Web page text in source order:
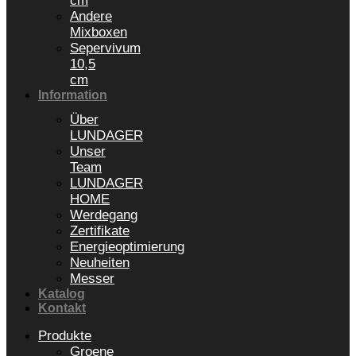
Andere
Mixboxen
Sepervivum
10,5
cm
Information
Über
LUNDAGER
Unser
Team
LUNDAGER
HOME
Werdegang
Zertifikate
Energieoptimierung
Neuheiten
Messer
Katalog
Kontakt
Produkte
Groene